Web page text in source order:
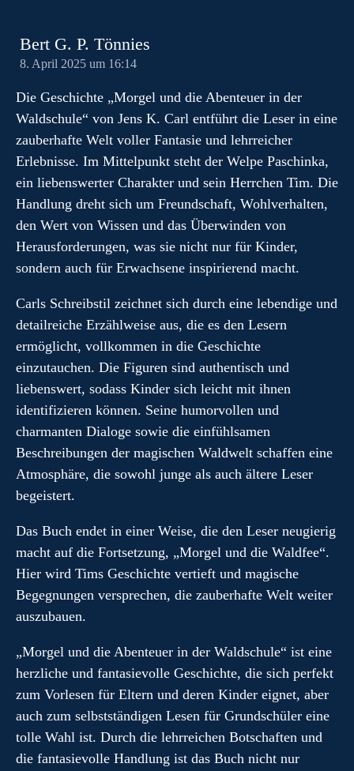
Bert G. P. Tönnies
8. April 2025 um 16:14
Die Geschichte „Morgel und die Abenteuer in der
Waldschule“ von Jens K. Carl entführt die Leser in eine
zauberhafte Welt voller Fantasie und lehrreicher
Erlebnisse. Im Mittelpunkt steht der Welpe Paschinka,
ein liebenswerter Charakter und sein Herrchen Tim. Die
Handlung dreht sich um Freundschaft, Wohlverhalten,
den Wert von Wissen und das Überwinden von
Herausforderungen, was sie nicht nur für Kinder,
sondern auch für Erwachsene inspirierend macht.
Carls Schreibstil zeichnet sich durch eine lebendige und
detailreiche Erzählweise aus, die es den Lesern
ermöglicht, vollkommen in die Geschichte
einzutauchen. Die Figuren sind authentisch und
liebenswert, sodass Kinder sich leicht mit ihnen
identifizieren können. Seine humorvollen und
charmanten Dialoge sowie die einfühlsamen
Beschreibungen der magischen Waldwelt schaffen eine
Atmosphäre, die sowohl junge als auch ältere Leser
begeistert.
Das Buch endet in einer Weise, die den Leser neugierig
macht auf die Fortsetzung, „Morgel und die Waldfee“.
Hier wird Tims Geschichte vertieft und magische
Begegnungen versprechen, die zauberhafte Welt weiter
auszubauen.
„Morgel und die Abenteuer in der Waldschule“ ist eine
herzliche und fantasievolle Geschichte, die sich perfekt
zum Vorlesen für Eltern und deren Kinder eignet, aber
auch zum selbstständigen Lesen für Grundschüler eine
tolle Wahl ist. Durch die lehrreichen Botschaften und
die fantasievolle Handlung ist das Buch nicht nur